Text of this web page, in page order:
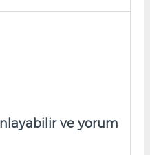
ve yorum